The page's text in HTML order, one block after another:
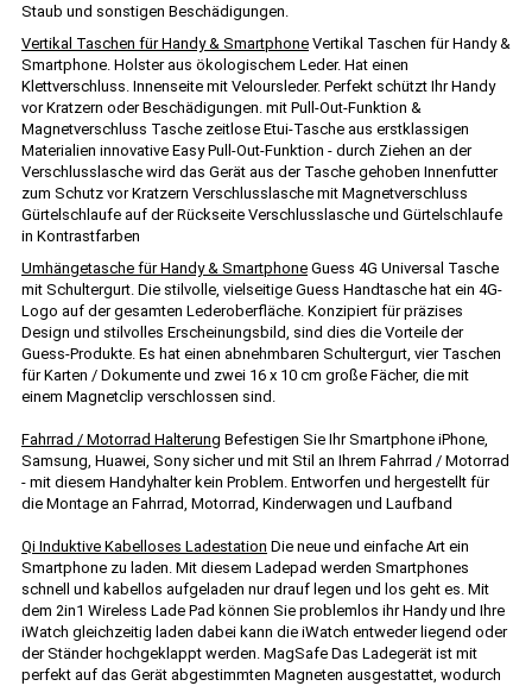
Staub und sonstigen Beschädigungen.
Vertikal Taschen für Handy & Smartphone Vertikal Taschen für Handy &
Smartphone. Holster aus ökologischem Leder. Hat einen
Klettverschluss. Innenseite mit Veloursleder. Perfekt schützt Ihr Handy
vor Kratzern oder Beschädigungen. mit Pull-Out-Funktion &
Magnetverschluss Tasche zeitlose Etui-Tasche aus erstklassigen
Materialien innovative Easy Pull-Out-Funktion - durch Ziehen an der
Verschlusslasche wird das Gerät aus der Tasche gehoben Innenfutter
zum Schutz vor Kratzern Verschlusslasche mit Magnetverschluss
Gürtelschlaufe auf der Rückseite Verschlusslasche und Gürtelschlaufe
in Kontrastfarben
Umhängetasche für Handy & Smartphone Guess 4G Universal Tasche
mit Schultergurt. Die stilvolle, vielseitige Guess Handtasche hat ein 4G-
Logo auf der gesamten Lederoberfläche. Konzipiert für präzises
Design und stilvolles Erscheinungsbild, sind dies die Vorteile der
Guess-Produkte. Es hat einen abnehmbaren Schultergurt, vier Taschen
für Karten / Dokumente und zwei 16 x 10 cm große Fächer, die mit
einem Magnetclip verschlossen sind.
Fahrrad / Motorrad Halterung Befestigen Sie Ihr Smartphone iPhone,
Samsung, Huawei, Sony sicher und mit Stil an Ihrem Fahrrad / Motorrad
- mit diesem Handyhalter kein Problem. Entworfen und hergestellt für
die Montage an Fahrrad, Motorrad, Kinderwagen und Laufband
Qi Induktive Kabelloses Ladestation Die neue und einfache Art ein
Smartphone zu laden. Mit diesem Ladepad werden Smartphones
schnell und kabellos aufgeladen nur drauf legen und los geht es. Mit
dem 2in1 Wireless Lade Pad können Sie problemlos ihr Handy und Ihre
iWatch gleichzeitig laden dabei kann die iWatch entweder liegend oder
der Ständer hochgeklappt werden. MagSafe Das Ladegerät ist mit
perfekt auf das Gerät abgestimmten Magneten ausgestattet, wodurch